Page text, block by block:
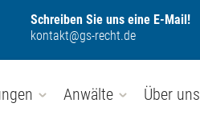
Schreiben Sie uns eine E-Mail!
kontakt@gs-recht.de
Anwälte Über uns